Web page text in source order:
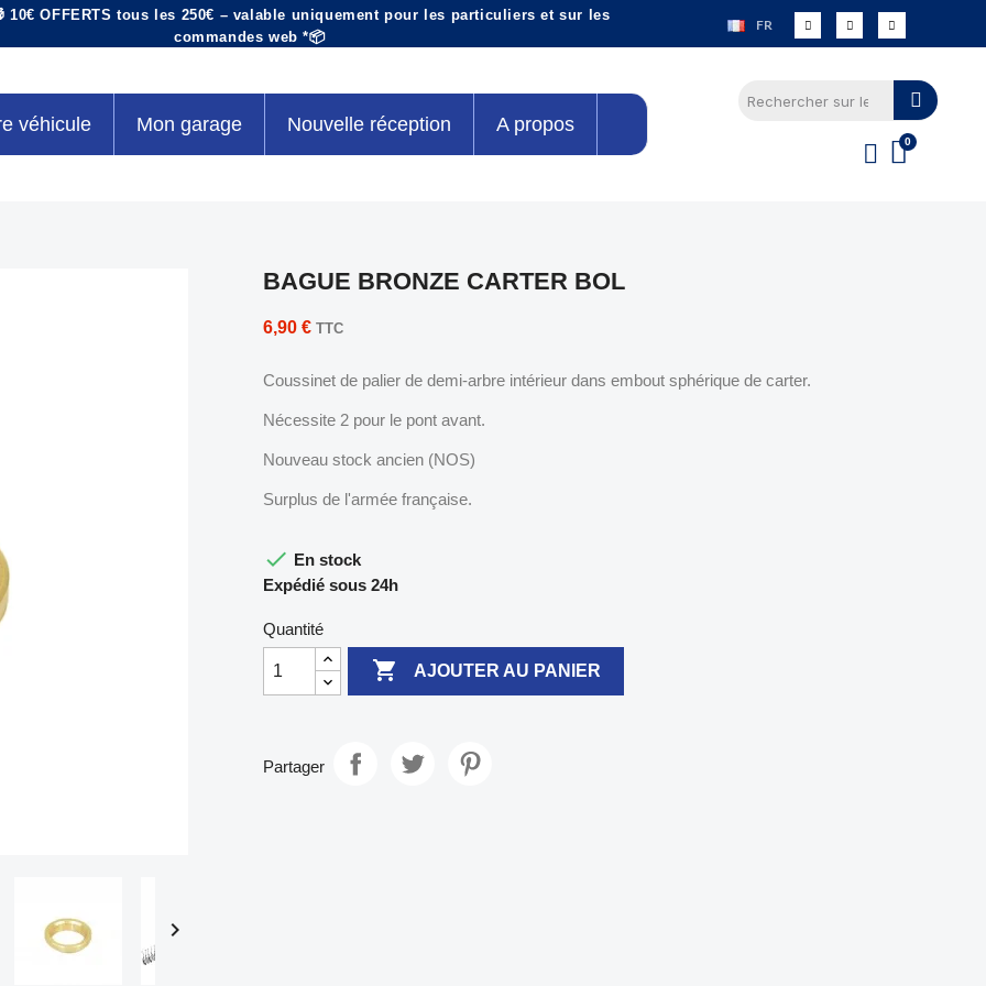
10€ OFFERTS tous les 250€ – valable uniquement pour les particuliers et sur les
commandes web *📦
FR
véhicule Mon garage Nouvelle réception A propos

BAGUE BRONZE CARTER BOL
6,90 € TTC
Coussinet de palier de demi-arbre intérieur dans embout sphérique de carter.
Nécessite 2 pour le pont avant.
Nouveau stock ancien (NOS)
Surplus de l'armée française.
 En stock
Expédié sous 24h
Quantité
 AJOUTER AU PANIER
Partager